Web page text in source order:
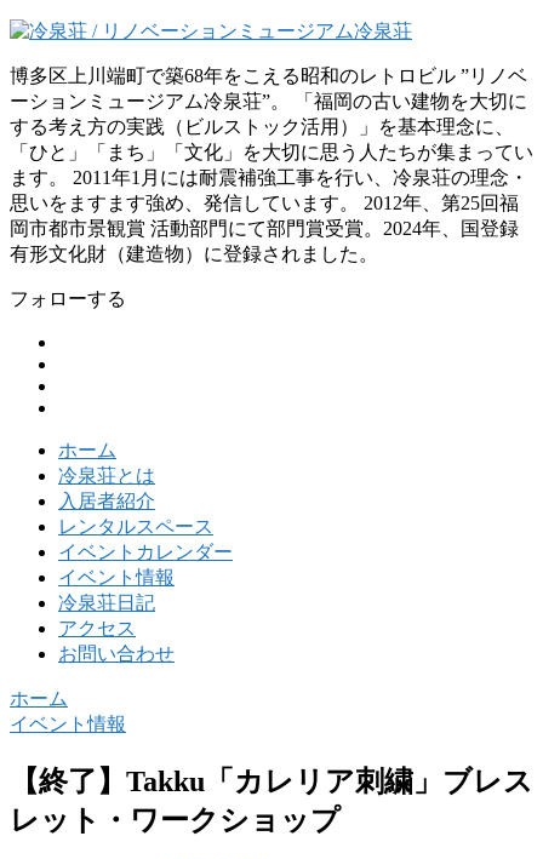
博多区上川端町で築68年をこえる昭和のレトロビル ”リノベ
ーションミュージアム冷泉荘”。 「福岡の古い建物を大切に
する考え方の実践（ビルストック活用）」を基本理念に、
「ひと」「まち」「文化」を大切に思う人たちが集まってい
ます。 2011年1月には耐震補強工事を行い、冷泉荘の理念・
思いをますます強め、発信しています。 2012年、第25回福
岡市都市景観賞 活動部門にて部門賞受賞。2024年、国登録
有形文化財（建造物）に登録されました。
フォローする
ホーム
冷泉荘とは
入居者紹介
レンタルスペース
イベントカレンダー
イベント情報
冷泉荘日記
アクセス
お問い合わせ
ホーム
イベント情報
【終了】Takku「カレリア刺繍」ブレス
レット・ワークショップ